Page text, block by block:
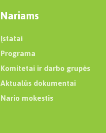
Nariams
Įstatai
Programa
Komitetai ir darbo grupės
Aktualūs dokumentai
Nario mokestis